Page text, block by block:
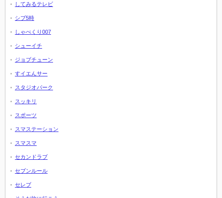
してみるテレビ
シブ5時
しゃべくり007
シューイチ
ジョブチューン
すイエんサー
スタジオパーク
スッキリ
スポーツ
スマステーション
スマスマ
セカンドラブ
セブンルール
セレブ